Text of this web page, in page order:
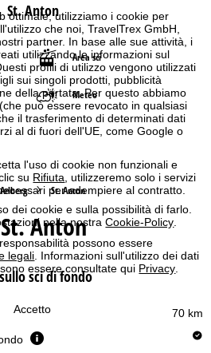
ottimale, utilizziamo i cookie per
che noi, TravelTrex GmbH,
partner. In base alle sue attività, i
utilizzando le informazioni sul
profili di utilizzo vengono utilizzati
sui singoli prodotti, pubblicità
della portata. Per questo abbiamo
può essere revocato in qualsiasi
il trasferimento di determinati dati
al di fuori dell'UE, come Google o
l'uso di cookie non funzionali e
su Rifiuta , utilizzeremo solo i servizi
per adempiere al contratto.
dei cookie e sulla possibilità di farlo.
nella nostraCookie-Policy.
possono essere
legali. Informazioni sull'utilizzo dei dati
essere consultate qui Privacy.
Accetto
St. Anton
Area sci
Meteo
St. Anton
Anton
sci di fondo
70 km